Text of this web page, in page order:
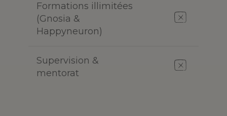
Formations illimitées
(Gnosia &
Happyneuron)
Supervision &
mentorat